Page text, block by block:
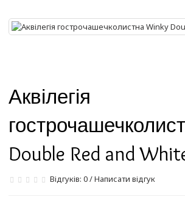
Аквілегія
Double Red and
Відгуків: 0/Написати відгук